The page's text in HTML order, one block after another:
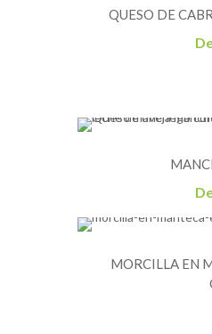
QUESO DE
MORCILLA EN